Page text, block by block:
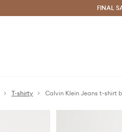
Oszczędzaj zFINAL
T-shirty Calvin Klein Jeans t-shirt